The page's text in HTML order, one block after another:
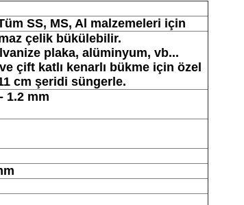
SS, MS, Al malzemeleri için
çelik bükülebilir.
plaka, alüminyum, vb...
çift katlı kenarlı bükme için özel
cm şeridi süngerle.
1.2 mm